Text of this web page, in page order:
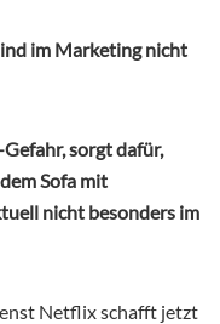
im Marketing nicht
sorgt dafür,
Sofa mit
nicht besonders im
Netflix schafft jetzt